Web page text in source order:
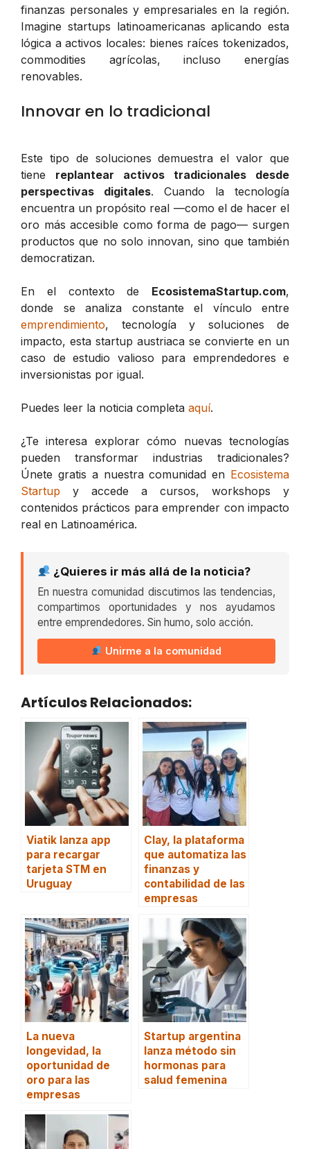
finanzas personales y empresariales en la región.
Imagine startups latinoamericanas aplicando esta
lógica a activos locales: bienes raíces tokenizados,
commodities agrícolas, incluso energías
renovables.
Innovar en lo tradicional
Este tipo de soluciones demuestra el valor que
tiene replantear activos tradicionales desde
perspectivas digitales. Cuando la tecnología
encuentra un propósito real —como el de hacer el
oro más accesible como forma de pago— surgen
productos que no solo innovan, sino que también
democratizan.
En el contexto de EcosistemaStartup.com,
donde se analiza constante el vínculo entre
emprendimiento, tecnología y soluciones de
impacto, esta startup austriaca se convierte en un
caso de estudio valioso para emprendedores e
inversionistas por igual.
Puedes leer la noticia completa aquí.
¿Te interesa explorar cómo nuevas tecnologías
pueden transformar industrias tradicionales?
Únete gratis a nuestra comunidad en Ecosistema
Startup y accede a cursos, workshops y
contenidos prácticos para emprender con impacto
real en Latinoamérica.
¿Quieres ir más allá de la noticia?
En nuestra comunidad discutimos las tendencias,
compartimos oportunidades y nos ayudamos
entre emprendedores. Sin humo, solo acción.
Unirme a la comunidad
Artículos Relacionados:
Viatik lanza app
para recargar
tarjeta STM en
Uruguay
Clay, la plataforma
que automatiza las
finanzas y
contabilidad de las
empresas
La nueva
longevidad, la
oportunidad de
oro para las
empresas
Startup argentina
lanza método sin
hormonas para
salud femenina